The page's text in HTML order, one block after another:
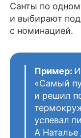
Санты по
и выбирают
с номинацией.
Пример:
«Самый
и решил
успевал
А